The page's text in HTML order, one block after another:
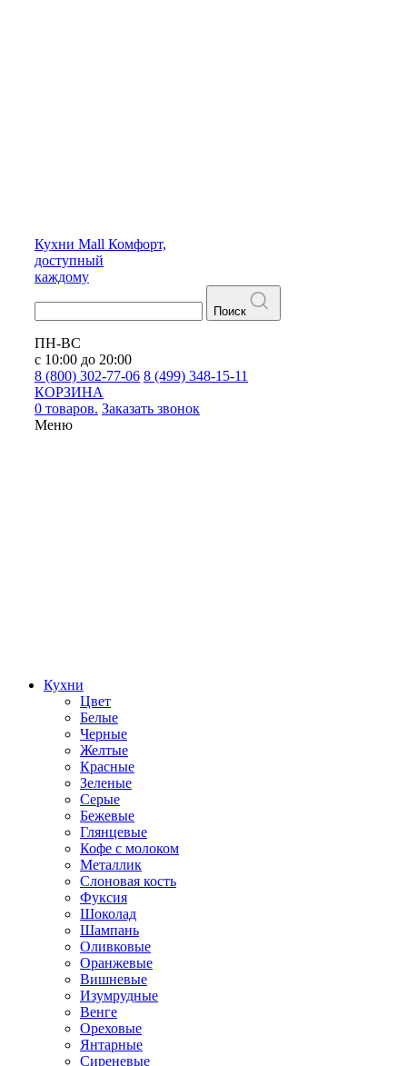
Кухни Mall Комфорт,
доступный
каждому
Поиск
ПН-ВС
с 10:00 до 20:00
8 (800) 302-77-06 8 (499) 348-15-11
КОРЗИНА
0 товаров. Заказать звонок
Меню
Кухни
Цвет
Белые
Черные
Желтые
Красные
Зеленые
Серые
Бежевые
Глянцевые
Кофе с молоком
Металлик
Слоновая кость
Фуксия
Шоколад
Шампань
Оливковые
Оранжевые
Вишневые
Изумрудные
Венге
Ореховые
Янтарные
Сиреневые